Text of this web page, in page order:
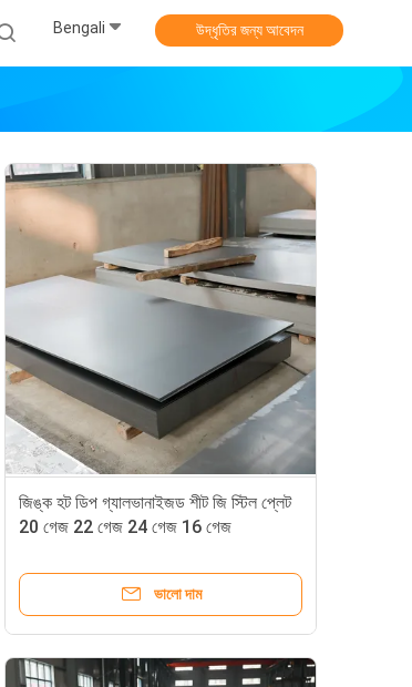
Bengali উদ্ধৃতির জন্য আবেদন
জিঙ্ক হট ডিপ গ্যালভানাইজড শীট জি স্টিল প্লেট
20 গেজ 22 গেজ 24 গেজ 16 গেজ
ভালো দাম